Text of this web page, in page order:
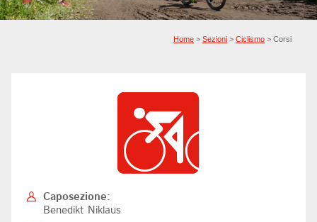
Home > Sezioni > Ciclismo > Corsi
Caposezione:
Benedikt Niklaus